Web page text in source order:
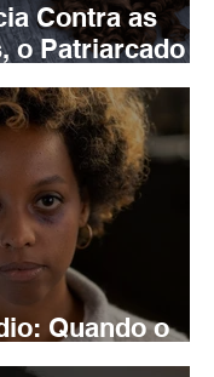
Contra as
o Patriarcado e
Quando o
ódio…